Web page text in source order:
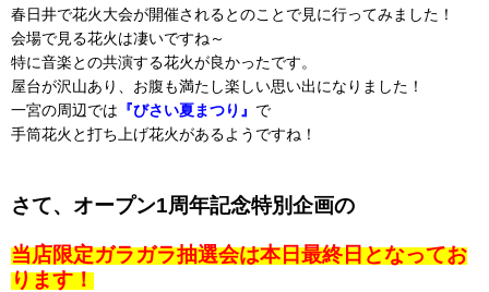
春日井で花火大会が開催されるとのことで見に行ってみました！
会場で見る花火は凄いですね～
特に音楽との共演する花火が良かったです。
屋台が沢山あり、お腹も満たし楽しい思い出になりました！
一宮の周辺では 『びさい夏まつり』 で
手筒花火と打ち上げ花火があるようですね！
さて、オープン1周年記念特別企画の
当店限定ガラガラ抽選会は本日最終日となってお
ります！